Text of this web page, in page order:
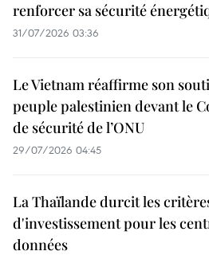
renforcer sa sécurité
31/07/2026 03:36
Le Vietnam réaffirme son
peuple palestinien devant le
de sécurité de l’ONU
29/07/2026 04:45
La Thaïlande durcit les
d'investissement pour les
données